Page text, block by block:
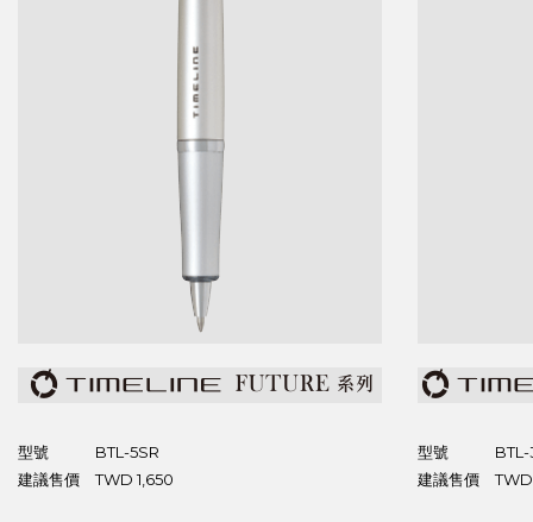
型號
BTL-5SR
建議售價
TWD 1,650
型號
建議售價